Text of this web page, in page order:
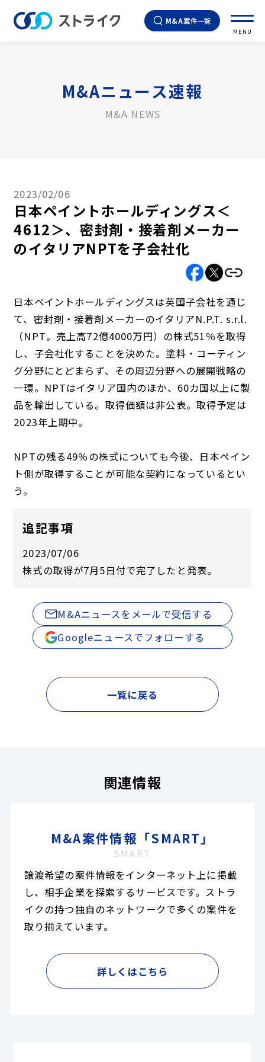
M&A案件一覧
MENU
M&Aニュース速報
M&A NEWS
2023/02/06
日本ペイントホールディングス＜
4612＞、密封剤・接着剤メーカー
のイタリアNPTを子会社化
日本ペイントホールディングスは英国子会社を通じ
て、密封剤・接着剤メーカーのイタリアN.P.T. s.r.l.
（NPT。売上高72億4000万円）の株式51％を取得
し、子会社化することを決めた。塗料・コーティン
グ分野にとどまらず、その周辺分野への展開戦略の
一環。NPTはイタリア国内のほか、60カ国以上に製
品を輸出している。取得価額は非公表。取得予定は
2023年上期中。
NPTの残る49％の株式についても今後、日本ペイン
ト側が取得することが可能な契約になっているとい
う。
追記事項
2023/07/06
株式の取得が7月5日付で完了したと発表。
M&Aニュースをメールで受信する
Googleニュースでフォローする
一覧に戻る
関連情報
M&A案件情報「SMART」
SMART
譲渡希望の案件情報をインターネット上に掲載
し、相手企業を探索するサービスです。ストラ
イクの持つ独自のネットワークで多くの案件を
取り揃えています。
詳しくはこちら